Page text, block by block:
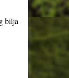
bilja